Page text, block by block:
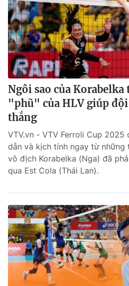
Ngôi sao của
"phũ" của HLV giúp
thắng
VTV.vn - VTV Ferroli Cup 2025
dẫn và kịch tính ngay từ những
vô địch Korabelka (Nga) đã
qua Est Cola (Thái Lan).